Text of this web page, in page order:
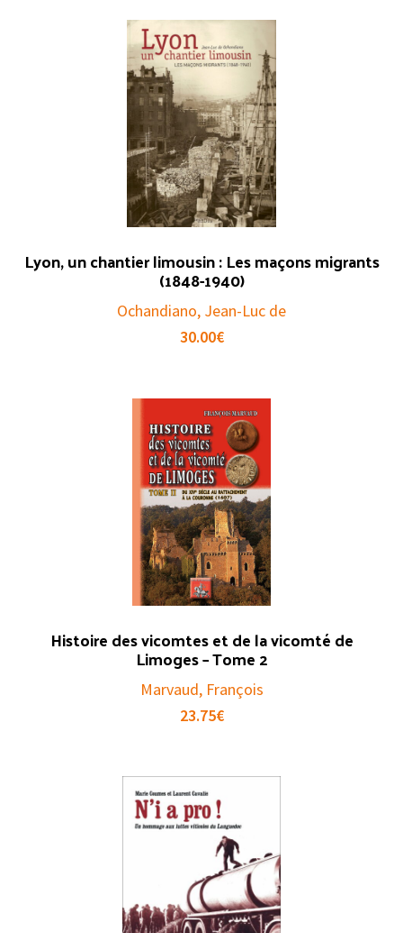
Lyon, un chantier limousin : Les maçons migrants
(1848-1940)
Ochandiano, Jean-Luc de
30.00€
Histoire des vicomtes et de la vicomté de
Limoges – Tome 2
Marvaud, François
23.75€